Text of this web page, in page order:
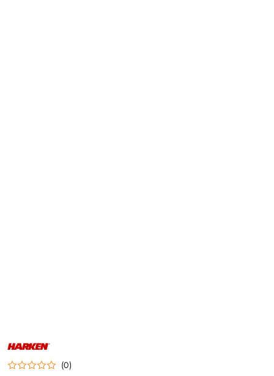
NAZWA
PRODUCENTA:
HARKEN (0)